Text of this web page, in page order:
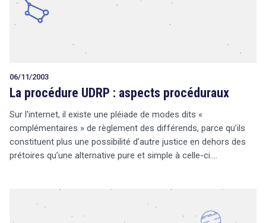
06/11/2003
La procédure UDRP : aspects procéduraux
Sur l'internet, il existe une pléiade de modes dits «
complémentaires » de règlement des différends, parce qu’ils
constituent plus une possibilité d’autre justice en dehors des
prétoires qu’une alternative pure et simple à celle-ci.…